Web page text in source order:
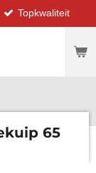
Topkwaliteit
65